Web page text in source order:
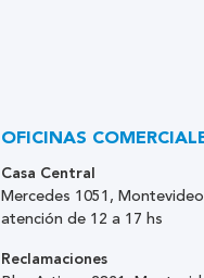
OFICINAS
Casa Central
Mercedes 1051,
atención de 12 a 17 hs
Reclamaciones